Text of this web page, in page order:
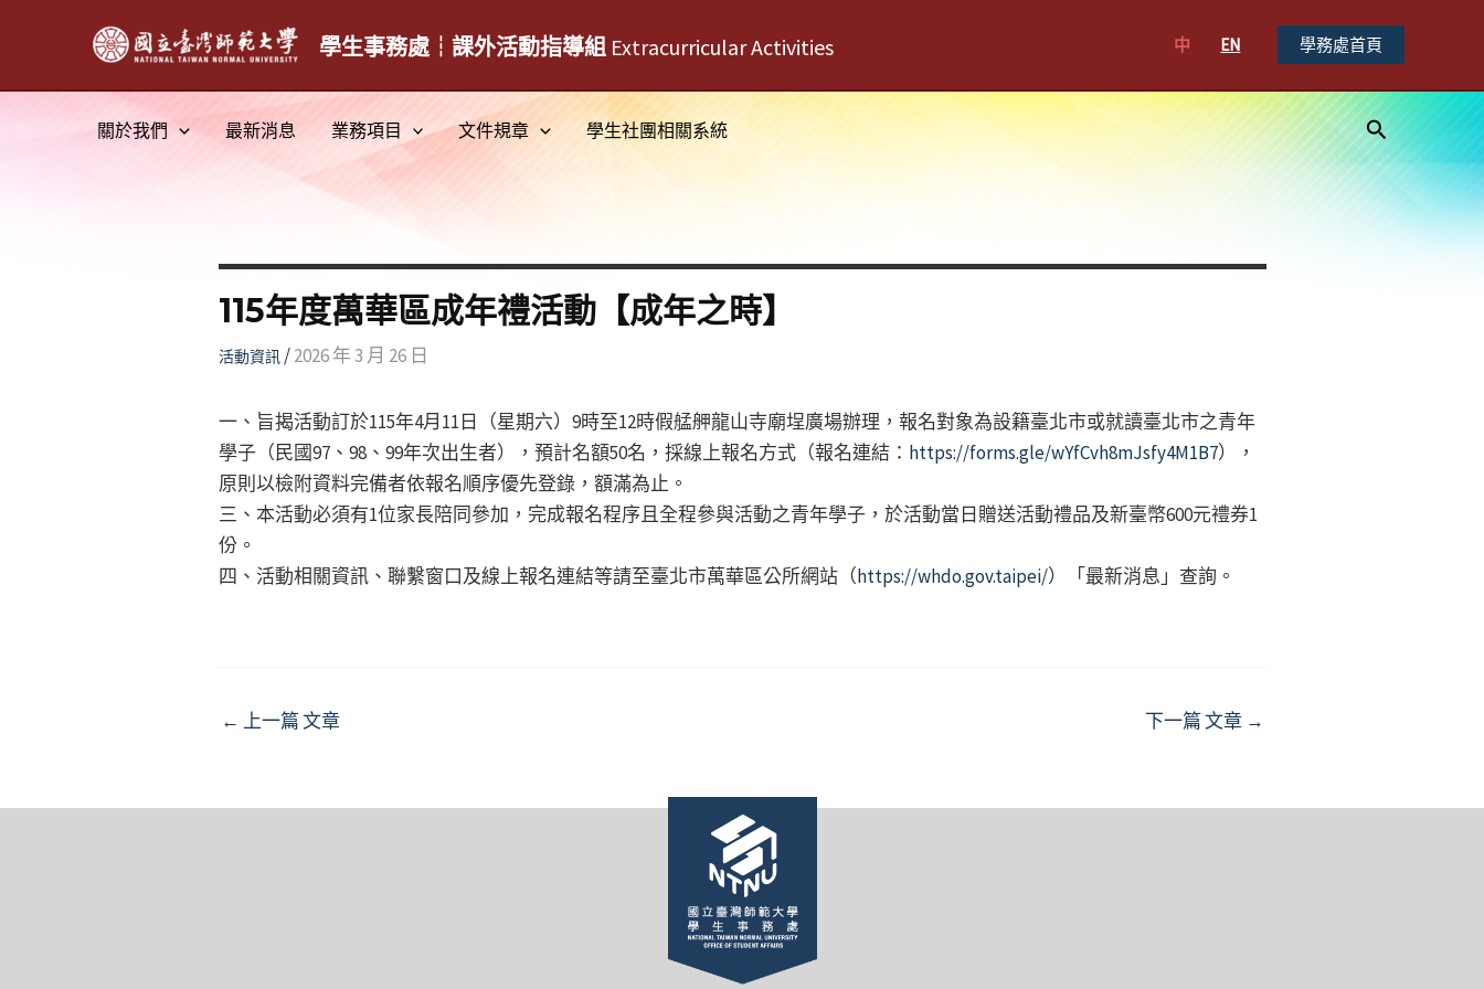
學生事務處┆課外活動指導組 Extracurricular Activities 中 EN 學務處首頁
關於我們 最新消息 業務項目 文件規章 學生社團相關系統
搜
尋
115年度萬華區成年禮活動【成年之時】
活動資訊/2026 年 3 月 26 日
一、旨揭活動訂於115年4月11日（星期六）9時至12時假艋舺龍山寺廟埕廣場辦理，報名對象為設籍臺北市或就讀臺北市之青年
學子（民國97、98、99年次出生者），預計名額50名，採線上報名方式（報名連結： https://forms.gle/wYfCvh8mJsfy4M1B7），
原則以檢附資料完備者依報名順序優先登錄，額滿為止。
三、本活動必須有1位家長陪同參加，完成報名程序且全程參與活動之青年學子，於活動當日贈送活動禮品及新臺幣600元禮券1
份。
四、活動相關資訊、聯繫窗口及線上報名連結等請至臺北市萬華區公所網站（https://whdo.gov.taipei/）「最新消息」查詢。
Post
← 上一篇 文章 下一篇 文章 →